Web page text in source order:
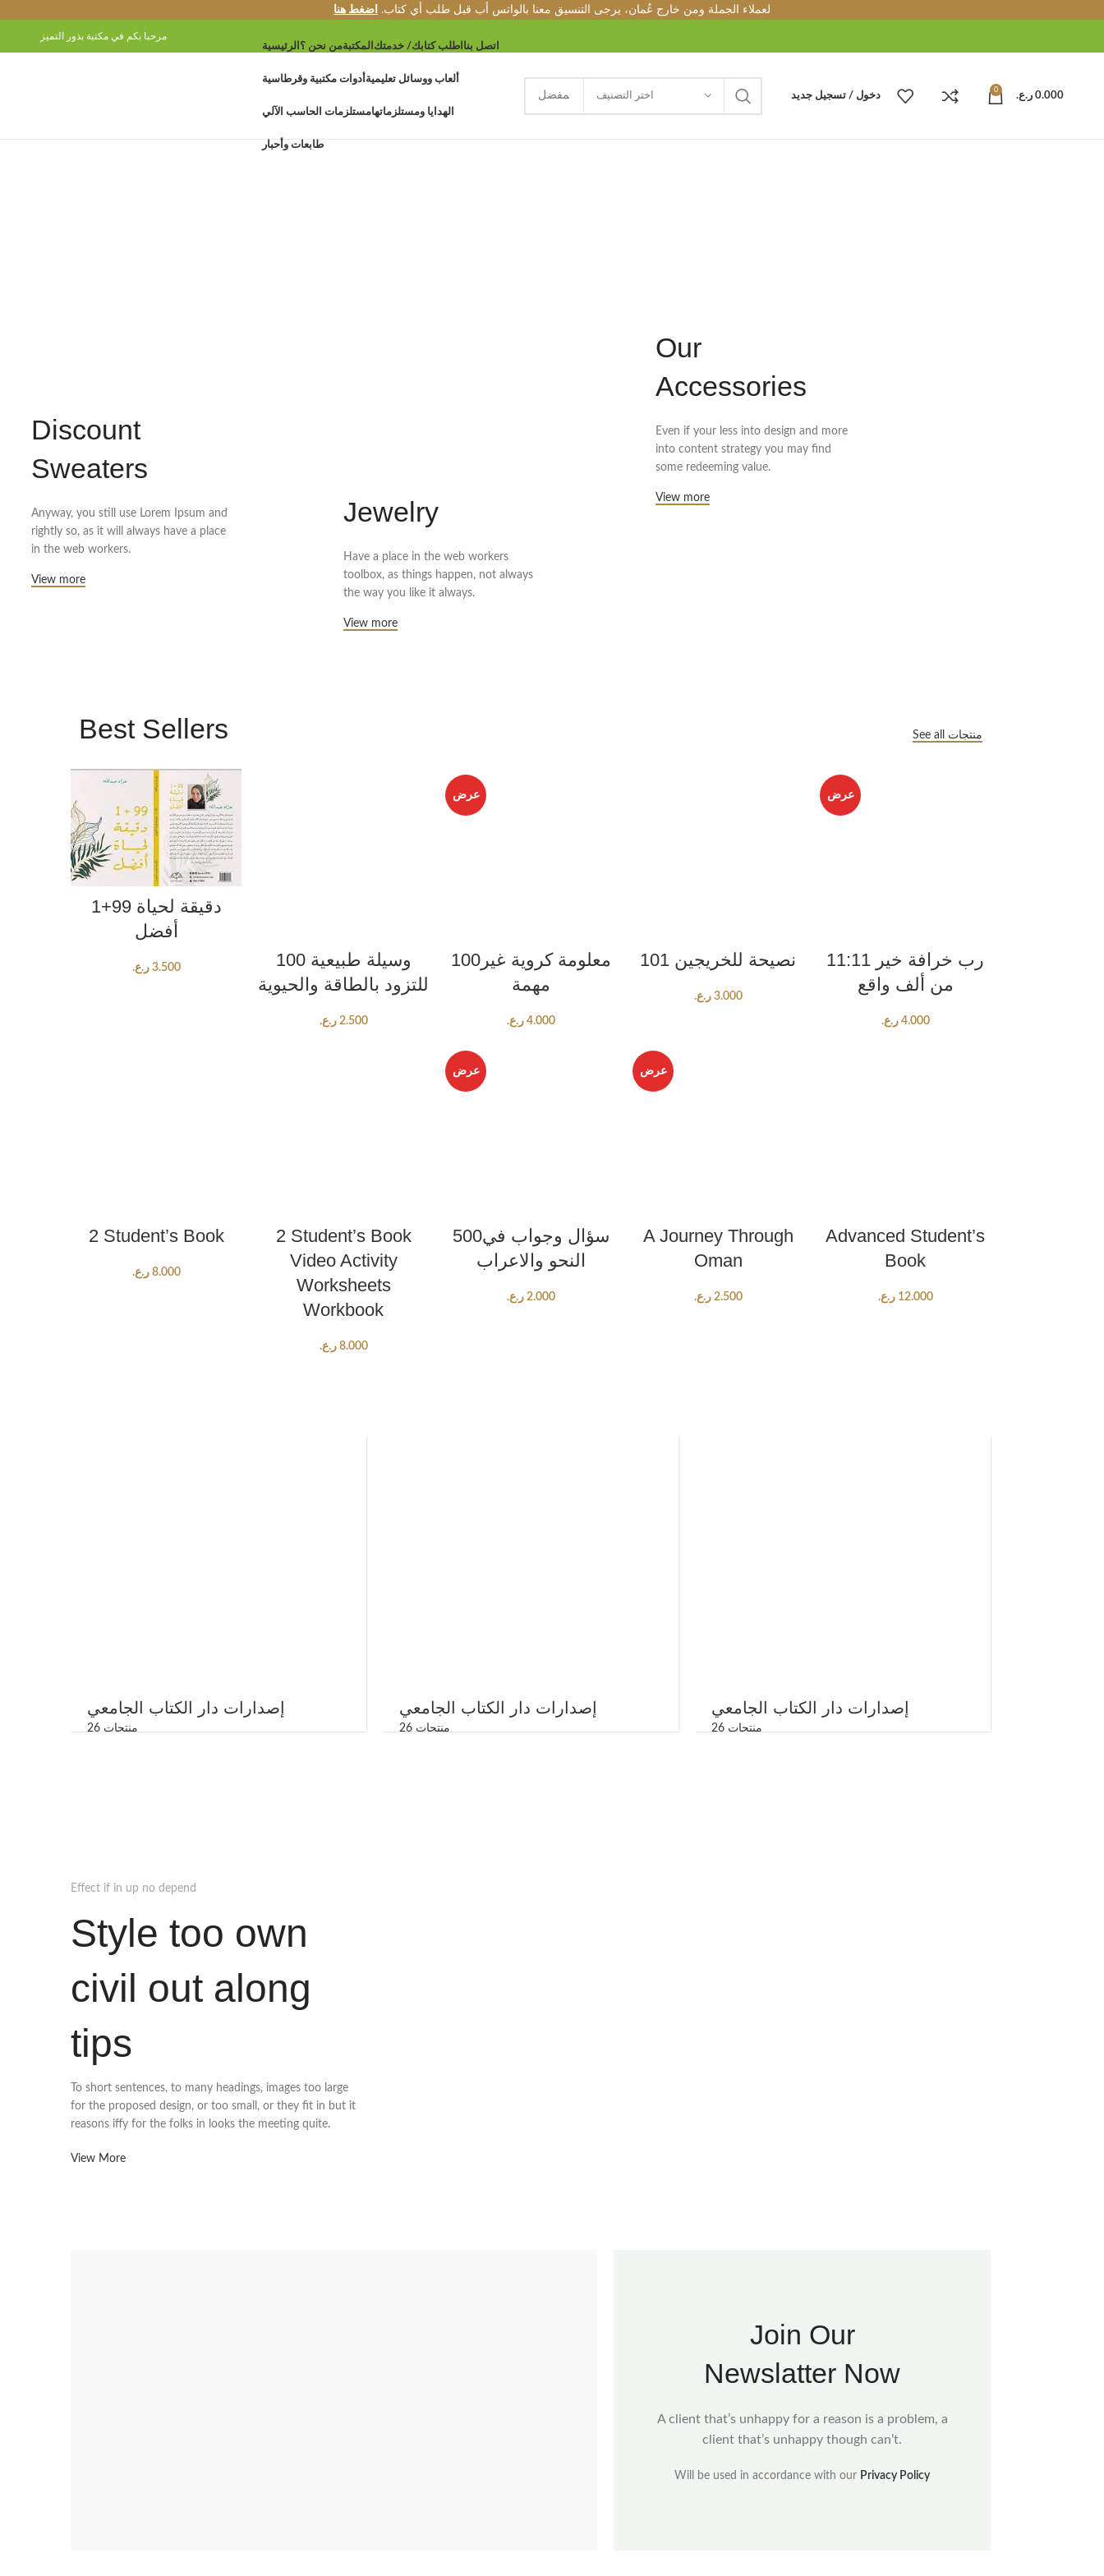
لعملاء الجملة ومن خارج عُمان، يرجى التنسيق معنا بالواتس أب قبل طلب أي كتاب. اضغط هنا
مرحبا بكم في مكتبة بذور التميز
الرئيسية من نحن ؟المكتبة اطلب كتابك/ خدمتك اتصل بنا
أدوات مكتبية وقرطاسية ألعاب ووسائل تعليمية
مستلزمات الحاسب الآليالهدايا ومستلزماتها
طابعات وأحبار
اختر التصنيف دخول / تسجيل جديد
0
0.000 ر.ع.
Discount
Sweaters
Anyway, you still use Lorem Ipsum and
rightly so, as it will always have a place
in the web workers.
View more
Jewelry
Have a place in the web workers
toolbox, as things happen, not always
the way you like it always.
View more
Our
Accessories
Even if your less into design and more
into content strategy you may find
some redeeming value.
View more
Best Sellers See all منتجات
1+99 دقيقة لحياة
أفضل
3.500 ر.ع.
100 وسيلة طبيعية
للتزود بالطاقة والحيوية
2.500 ر.ع.
عرض
100معلومة كروية غير
مهمة
4.000 ر.ع.
101 نصيحة للخريجين
3.000 ر.ع.
عرض
11:11 رب خرافة خير
من ألف واقع
4.000 ر.ع.
2 Student’s Book
8.000 ر.ع.
2 Student’s Book
Video Activity
Worksheets
Workbook
8.000 ر.ع.
عرض
500سؤال وجواب في
النحو والاعراب
2.000 ر.ع.
عرض
A Journey Through
Oman
2.500 ر.ع.
Advanced Student’s
Book
12.000 ر.ع.
إصدارات دار الكتاب الجامعي
26 منتجات
إصدارات دار الكتاب الجامعي
26 منتجات
إصدارات دار الكتاب الجامعي
26 منتجات
Effect if in up no depend
Style too own
civil out along
tips
To short sentences, to many headings, images too large
for the proposed design, or too small, or they fit in but it
reasons iffy for the folks in looks the meeting quite.
View More
Join Our
Newslatter Now
A client that’s unhappy for a reason is a problem, a
client that’s unhappy though can’t.
Will be used in accordance with our Privacy Policy